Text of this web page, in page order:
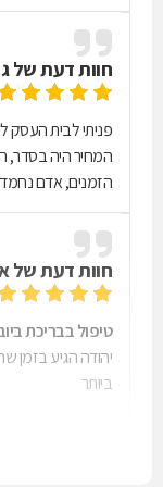
חוות דעת של
פניתי לבית
המחיר היה בסדר,
הזמנים, אדם
חוות דעת של
טיפול בבריכת
יהודה הגיע בזמן
ביותר